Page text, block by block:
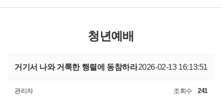
청년예배
거기서 나와 거룩한 행렬에 동참하라2026-02-13 16:13:51
관리자 조회수 241